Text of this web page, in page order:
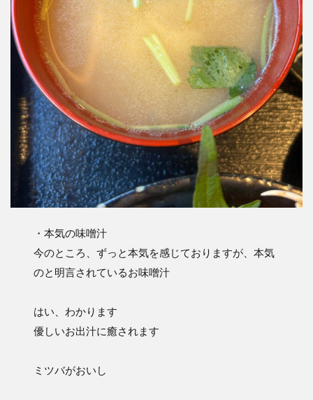
・本気の味噌汁
今のところ、ずっと本気を感じておりますが、本気
のと明言されているお味噌汁
はい、わかります
優しいお出汁に癒されます
ミツバがおいし